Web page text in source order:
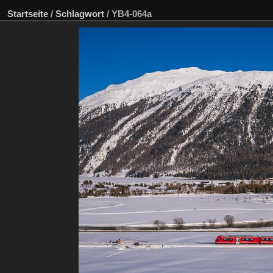
Startseite / Schlagwort / YB4-064a